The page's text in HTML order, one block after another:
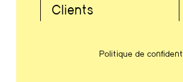
Clients
Politique de